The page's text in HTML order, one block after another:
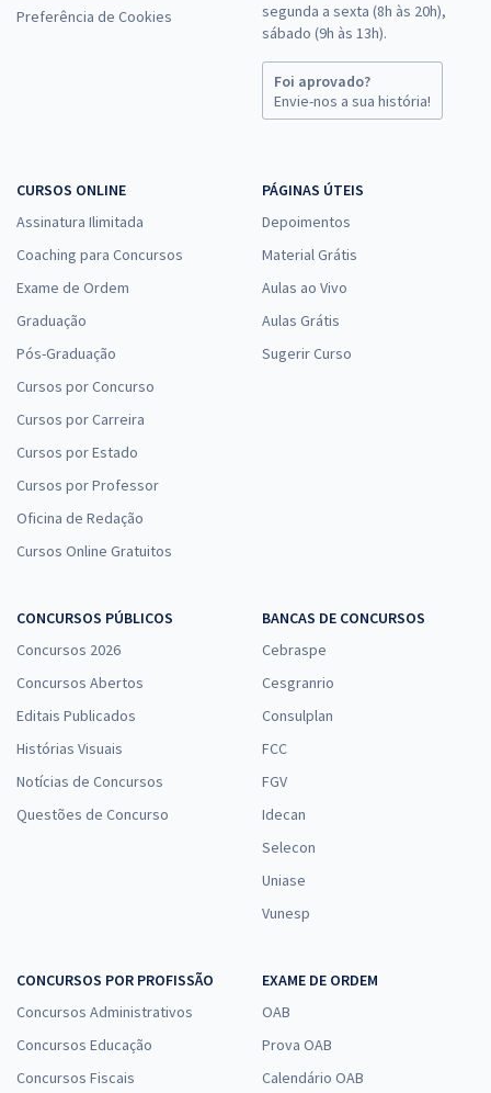
Prefeitura de Jaboatão dos Guararapes - PE - Analista em Saúde -
Odontólogo/Periodontista
à vista
33,33
Comprar
ISS Jaboatão dos Guararapes - PE - Auditor Fiscal Tributário
à vista
R$52,72
Preferência de Cookies
segunda a sexta (8h às 20h),
sábado (9h às 13h).
Foi aprovado?
Envie-nos a sua história!
CURSOS ONLINE
Assinatura Ilimitada
Coaching para Concursos
Exame de Ordem
Graduação
Pós-Graduação
Cursos por Concurso
Cursos por Carreira
Cursos por Estado
Cursos por Professor
Oficina de Redação
Cursos Online Gratuitos
PÁGINAS ÚTEIS
Depoimentos
Material Grátis
Aulas ao Vivo
Aulas Grátis
Sugerir Curso
CONCURSOS PÚBLICOS
Concursos 2026
Concursos Abertos
Editais Publicados
Histórias Visuais
Notícias de Concursos
Questões de Concurso
BANCAS DE CONCURSOS
Cebraspe
Cesgranrio
Consulplan
FCC
FGV
Idecan
Selecon
Uniase
Vunesp
CONCURSOS POR PROFISSÃO
Concursos Administrativos
Concursos Educação
Concursos Fiscais
EXAME DE ORDEM
OAB
Prova OAB
Calendário OAB